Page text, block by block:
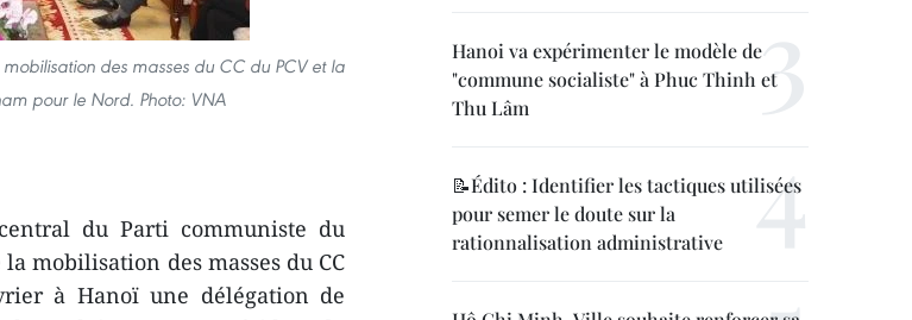
des masses du CC du PCV et la
pour le Nord. Photo: VNA
du Parti communiste du
mobilisation des masses du CC
à Hanoï une délégation de
Hanoi va expérimenter le modèle de
"commune socialiste" à Phuc Thinh et
Thu Lâm
📝Édito : Identifier les tactiques utilisées
pour semer le doute sur la
rationnalisation administrative